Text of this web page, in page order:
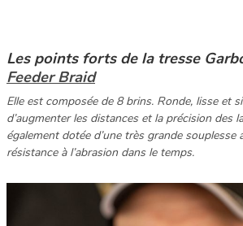
Les points forts de la tresse
Feeder Braid
Elle est composée de 8 brins. Ronde, lisse et
d’augmenter les distances et la précision des
également dotée d’une très grande souplesse
résistance à l’abrasion dans le temps.